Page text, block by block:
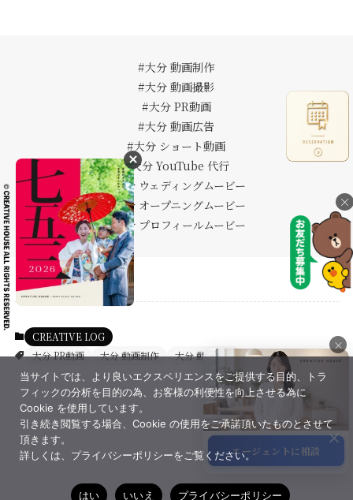
#大分 動画制作
#大分 動画撮影
#大分 PR動画
#大分 動画広告
#大分 ショート動画
#大分 YouTube 代行
#大分 ウェディングムービー
#大分 オープニングムービー
#大分 プロフィールムービー
×
CREATIVE LOG
大分 PR動画
大分 動画制作 大分 動画撮影
エージェントに相談
×
当サイトでは、より良いエクスペリエンスをご提供する目的、トラ
フィックの分析を目的の為、お客様の利便性を向上させる為に
Cookie を使用しています。
引き続き閲覧する場合、Cookie の使用をご承諾頂いたものとさせて
頂きます。
詳しくは、プライバシーポリシーをご覧ください。
はい いいえ プライバシーポリシー